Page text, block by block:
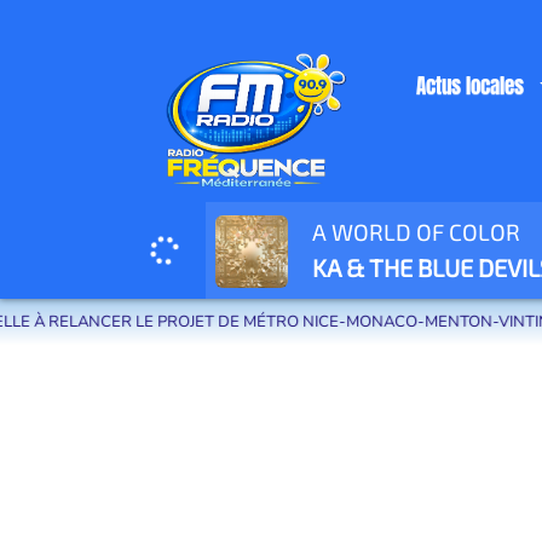
Radio Fréquence Méditerranée la radio de menton et des communes
Actus locales
A WORLD OF COLOR
KA & THE BLUE
LE PROJET DE MÉTRO NICE-MONACO-MENTON-VINTIMILLE